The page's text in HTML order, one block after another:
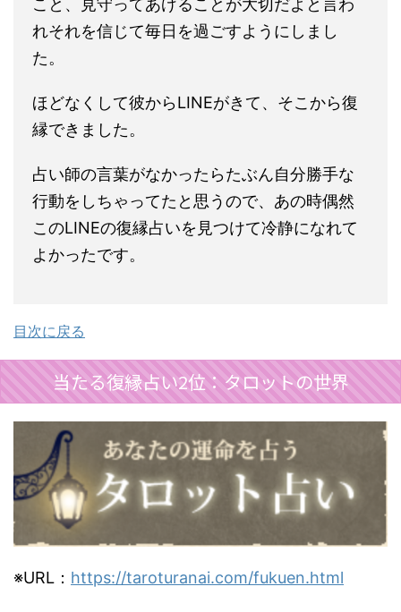
こと、見守ってあげることが大切だよと言わ
れそれを信じて毎日を過ごすようにしまし
た。
ほどなくして彼からLINEがきて、そこから復
縁できました。
占い師の言葉がなかったらたぶん自分勝手な
行動をしちゃってたと思うので、あの時偶然
このLINEの復縁占いを見つけて冷静になれて
よかったです。
目次に戻る
当たる復縁占い2位：タロットの世界
※URL： https://taroturanai.com/fukuen.html